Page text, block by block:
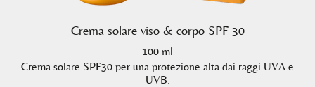
Crema solare viso & corpo SPF 30
100 ml
Crema solare SPF30 per una protezione alta dai raggi UVA e
UVB.